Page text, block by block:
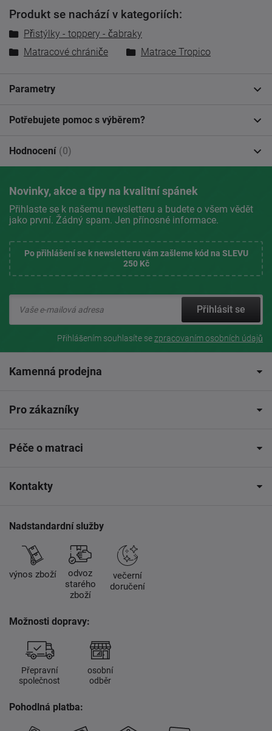
Produkt se nachází v kategoriích:
Přistýlky - toppery - čabraky
Matracové chrániče
Matrace Tropico
Parametry
Potřebujete pomoc s výběrem?
Hodnocení (0)
Novinky, akce a tipy na kvalitní spánek
Přihlaste se k našemu newsletteru a budete o všem vědět
jako první. Žádný spam. Jen přínosné informace.
Po přihlášení se k newsletteru vám zašleme kód na SLEVU
250 Kč
Přihlásit se
Přihlášením souhlasíte sezpracovaním osobních údajů
Kamenná prodejna
Pro zákazníky
Péče o matraci
Kontakty
Nadstandardní služby
výnos zboží
odvoz
starého
zboží
večerní
doručení
Možnosti dopravy:
Přepravní
společnost
osobní
odběr
Pohodlná platba: